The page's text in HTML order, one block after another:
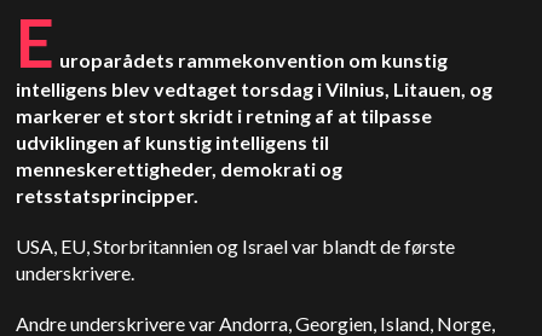
E uroparådets rammekonvention om kunstig
intelligens blev vedtaget torsdag i Vilnius, Litauen, og
markerer et stort skridt i retning af at tilpasse
udviklingen af kunstig intelligens til
menneskerettigheder, demokrati og
retsstatsprincipper.
USA, EU, Storbritannien og Israel var blandt de første
underskrivere.
Andre underskrivere var Andorra, Georgien, Island, Norge,